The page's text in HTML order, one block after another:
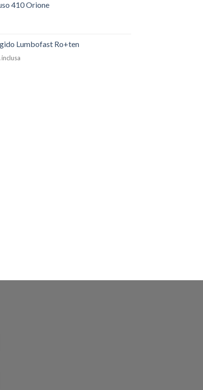
410 Orione
Lumbofast Ro+ten
inclusa